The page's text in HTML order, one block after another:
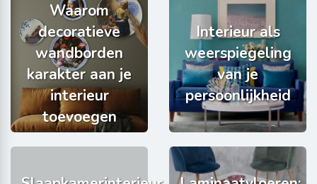
Waarom
decoratieve
wandborden
karakter aan je
interieur
toevoegen
Interieur als
weerspiegeling
van je
persoonlijkheid